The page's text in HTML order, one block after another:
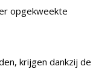
opgekweekte
krijgen dankzij de